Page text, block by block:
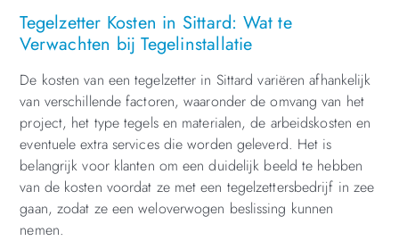
Tegelzetter Kosten in Sittard: Wat te
Verwachten bij Tegelinstallatie
De kosten van een tegelzetter in Sittard variëren afhankelijk
van verschillende factoren, waaronder de omvang van het
project, het type tegels en materialen, de arbeidskosten en
eventuele extra services die worden geleverd. Het is
belangrijk voor klanten om een duidelijk beeld te hebben
van de kosten voordat ze met een tegelzettersbedrijf in zee
gaan, zodat ze een weloverwogen beslissing kunnen
nemen.